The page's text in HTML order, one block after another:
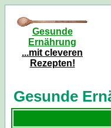
Gesunde
Ernährung
...mit cleveren
Rezepten!
Gesunde